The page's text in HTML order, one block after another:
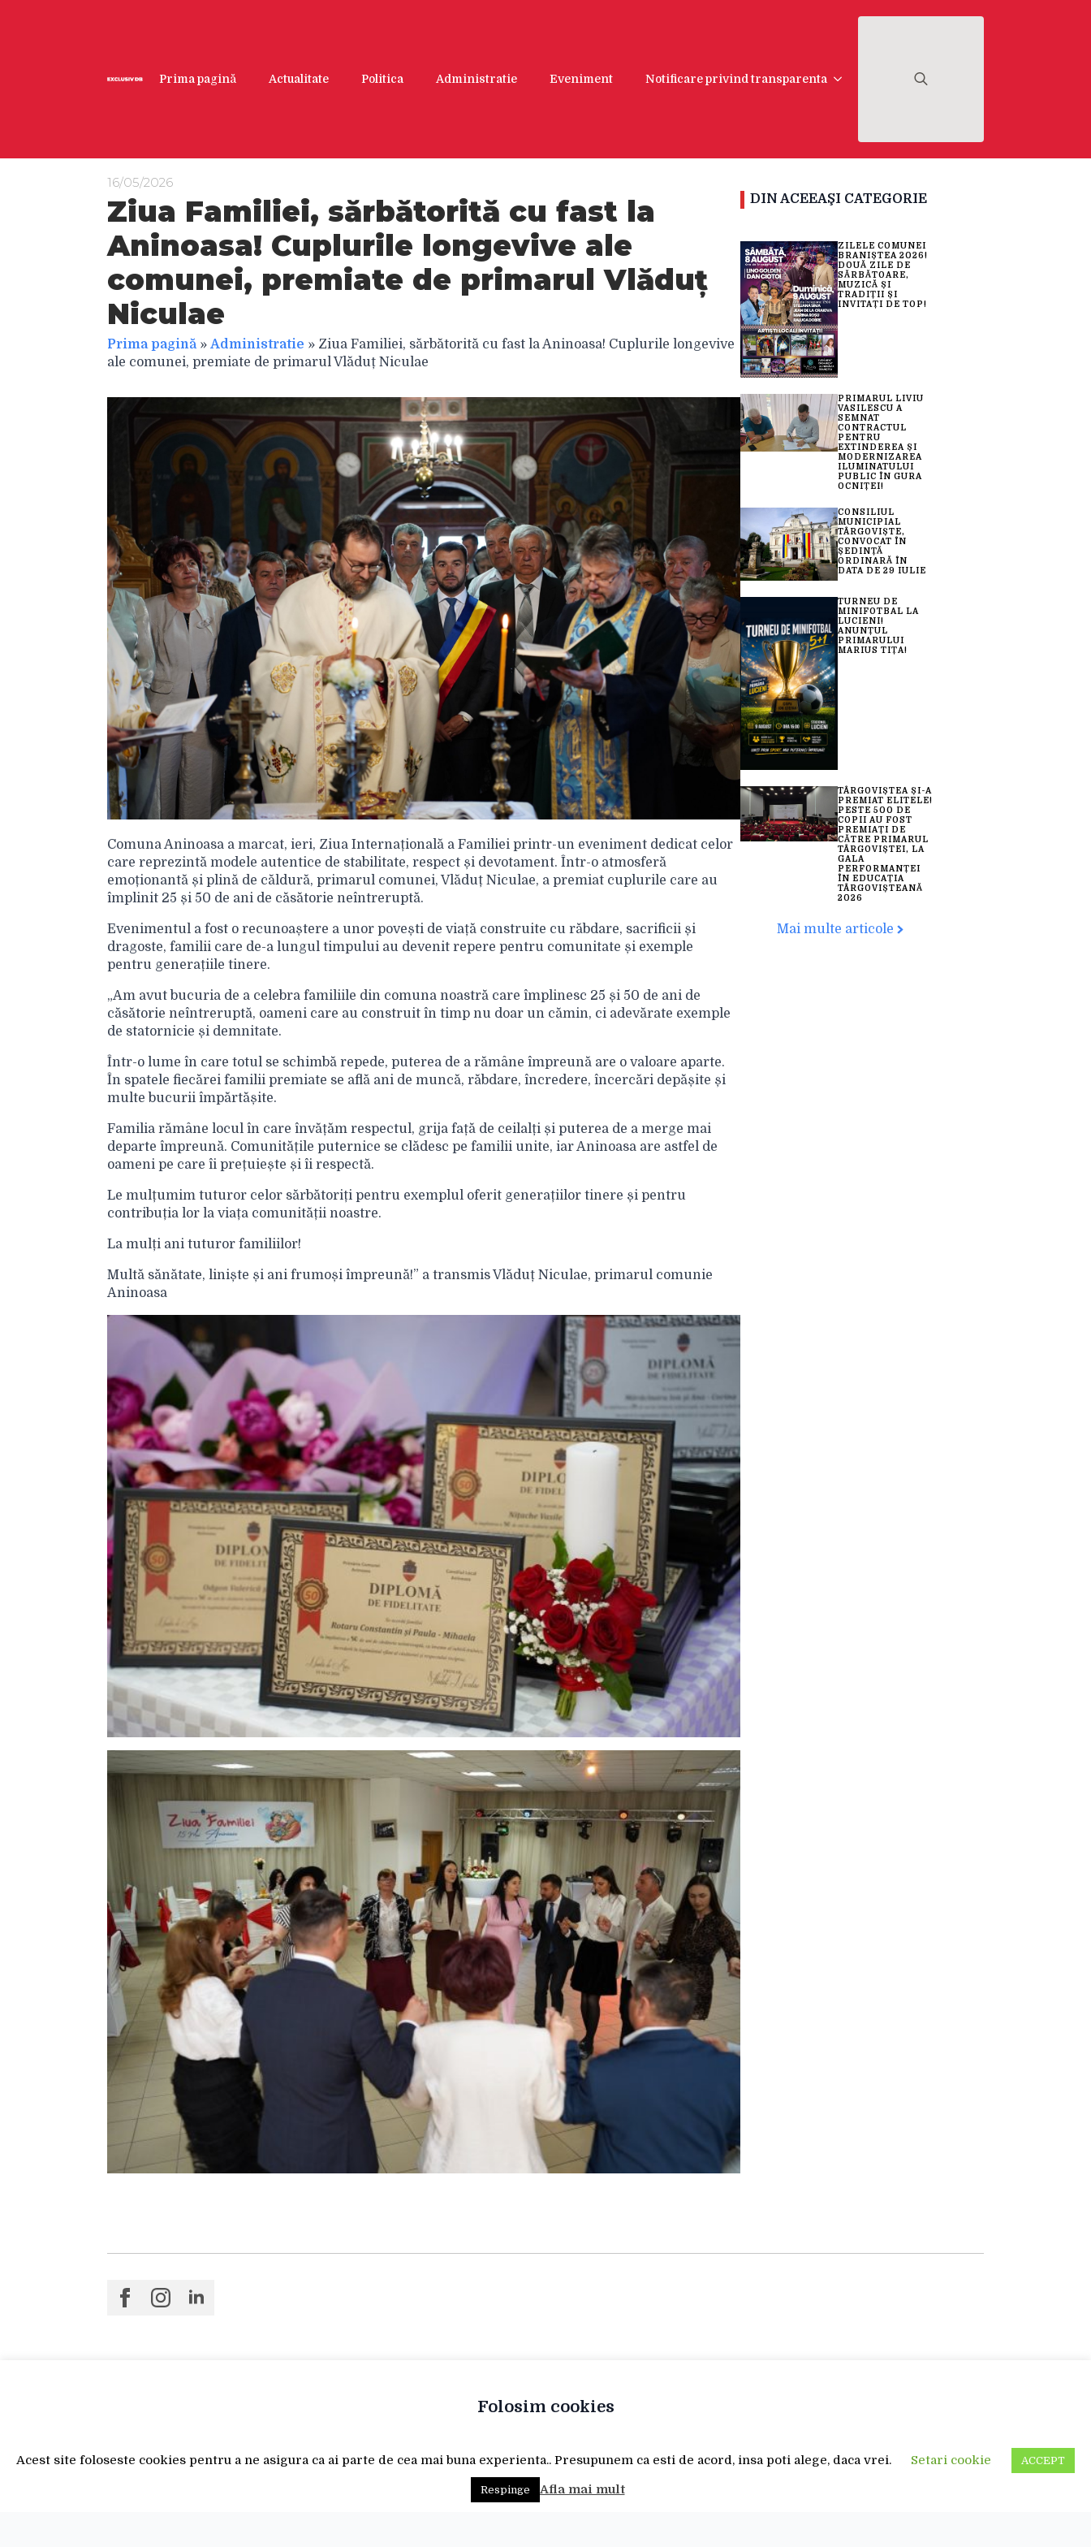
Prima pagină Actualitate Politica Administratie Eveniment Notificare privind transparenta
16/05/2026
Ziua Familiei, sărbătorită cu fast la
Aninoasa! Cuplurile longevive ale
comunei, premiate de primarul Vlăduț
Niculae
Prima pagină » Administratie » Ziua Familiei, sărbătorită cu fast la Aninoasa! Cuplurile longevive
ale comunei, premiate de primarul Vlăduț Niculae
Comuna Aninoasa a marcat, ieri, Ziua Internațională a Familiei printr-un eveniment dedicat celor
care reprezintă modele autentice de stabilitate, respect și devotament. Într-o atmosferă
emoționantă și plină de căldură, primarul comunei, Vlăduț Niculae, a premiat cuplurile care au
împlinit 25 și 50 de ani de căsătorie neîntreruptă.
Evenimentul a fost o recunoaștere a unor povești de viață construite cu răbdare, sacrificii și
dragoste, familii care de-a lungul timpului au devenit repere pentru comunitate și exemple
pentru generațiile tinere.
„Am avut bucuria de a celebra familiile din comuna noastră care împlinesc 25 și 50 de ani de
căsătorie neîntreruptă, oameni care au construit în timp nu doar un cămin, ci adevărate exemple
de statornicie și demnitate.
Într-o lume în care totul se schimbă repede, puterea de a rămâne împreună are o valoare aparte.
În spatele fiecărei familii premiate se află ani de muncă, răbdare, încredere, încercări depășite și
multe bucurii împărtășite.
Familia rămâne locul în care învățăm respectul, grija față de ceilalți și puterea de a merge mai
departe împreună. Comunitățile puternice se clădesc pe familii unite, iar Aninoasa are astfel de
oameni pe care îi prețuiește și îi respectă.
Le mulțumim tuturor celor sărbătoriți pentru exemplul oferit generațiilor tinere și pentru
contribuția lor la viața comunității noastre.
La mulți ani tuturor familiilor!
Multă sănătate, liniște și ani frumoși împreună!” a transmis Vlăduț Niculae, primarul comunie
Aninoasa
DIN ACEEAŞI CATEGORIE
ZILELE COMUNEI
BRANIȘTEA 2026!
DOUĂ ZILE DE
SĂRBĂTOARE,
MUZICĂ ȘI
TRADIȚII ȘI
INVITAȚI DE TOP!
PRIMARUL LIVIU
VASILESCU A
SEMNAT
CONTRACTUL
PENTRU
EXTINDEREA ȘI
MODERNIZAREA
ILUMINATULUI
PUBLIC ÎN GURA
OCNIȚEI!
CONSILIUL
MUNICIPIAL
TÂRGOVIȘTE,
CONVOCAT ÎN
ȘEDINȚĂ
ORDINARĂ ÎN
DATA DE 29 IULIE
TURNEU DE
MINIFOTBAL LA
LUCIENI!
ANUNȚUL
PRIMARULUI
MARIUS TIȚA!
TÂRGOVIȘTEA ȘI-A
PREMIAT ELITELE!
PESTE 500 DE
COPII AU FOST
PREMIAȚI DE
CĂTRE PRIMARUL
TÂRGOVIȘTEI, LA
GALA
PERFORMANȚEI
ÎN EDUCAȚIA
TÂRGOVIȘTEANĂ
2026
Mai multe articole
Politica cookie-urilor Politica de confidentialitate
Folosim cookies
Acest site foloseste cookies pentru a ne asigura ca ai parte de cea mai buna experienta.. Presupunem ca esti de acord, insa poti alege, daca vrei. Setari cookie ACCEPT
Respinge Afla mai mult